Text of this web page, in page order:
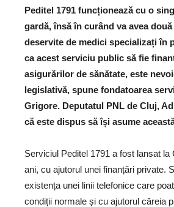
Peditel 1791 funcționează cu o
gardă, însă în curând va avea
deservite de medici specializați în
ca acest serviciu public să fie
asigurărilor de sănătate, este
legislativă, spune fondatoarea
Grigore. Deputatul PNL de Cluj,
că este dispus să își asume
Serviciul Peditel 1791 a fost lansat la
ani, cu ajutorul unei finanțări private.
existența unei linii telefonice care
condiții normale și cu ajutorul căreia